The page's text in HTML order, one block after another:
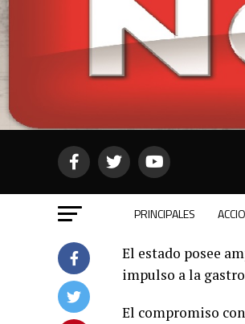
PRINCIPALES
El estado posee
impulso a la
El compromiso